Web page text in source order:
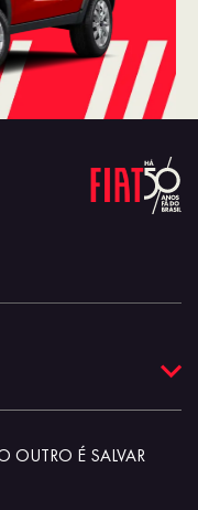
OUTRO É SALVAR